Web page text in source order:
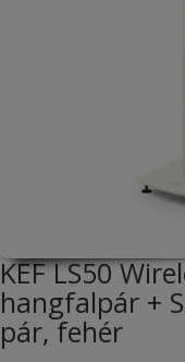
KEF LS50
hangfalpár +
pár, fehér